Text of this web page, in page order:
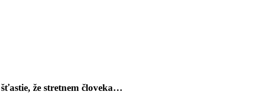
že stretnem človeka…